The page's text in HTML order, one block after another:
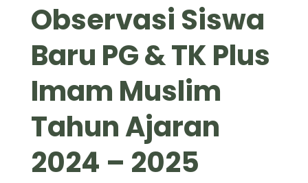
Observasi Siswa
Baru PG & TK Plus
Imam Muslim
Tahun Ajaran
2024 – 2025